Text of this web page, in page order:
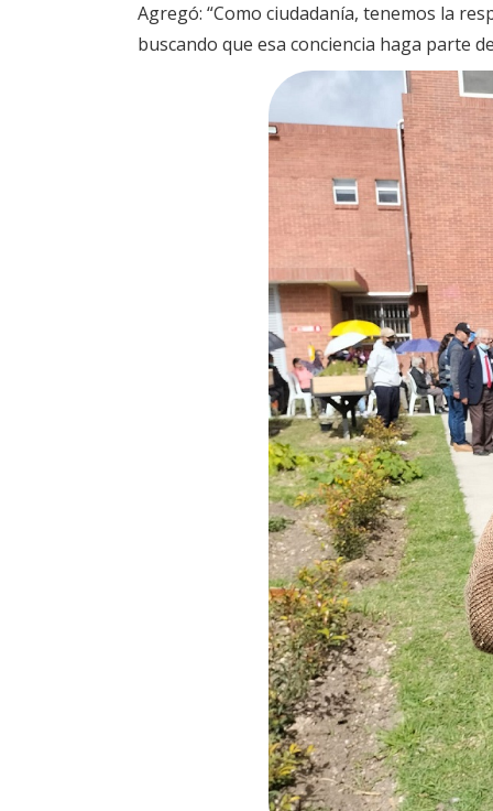
Agregó: “Como ciudadanía, tenemos la
buscando que esa conciencia haga parte